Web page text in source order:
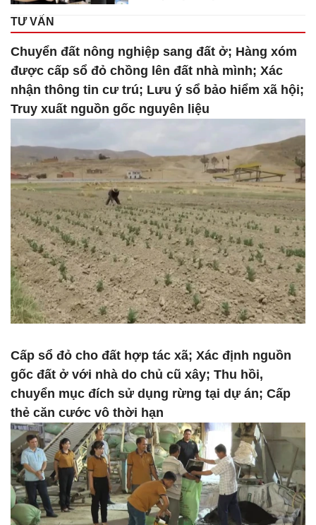
TƯ VẤN
Chuyển đất nông nghiệp sang đất ở; Hàng xóm
được cấp sổ đỏ chồng lên đất nhà mình; Xác
nhận thông tin cư trú; Lưu ý sổ bảo hiểm xã hội;
Truy xuất nguồn gốc nguyên liệu
Cấp sổ đỏ cho đất hợp tác xã; Xác định nguồn
gốc đất ở với nhà do chủ cũ xây; Thu hồi,
chuyển mục đích sử dụng rừng tại dự án; Cấp
thẻ căn cước vô thời hạn